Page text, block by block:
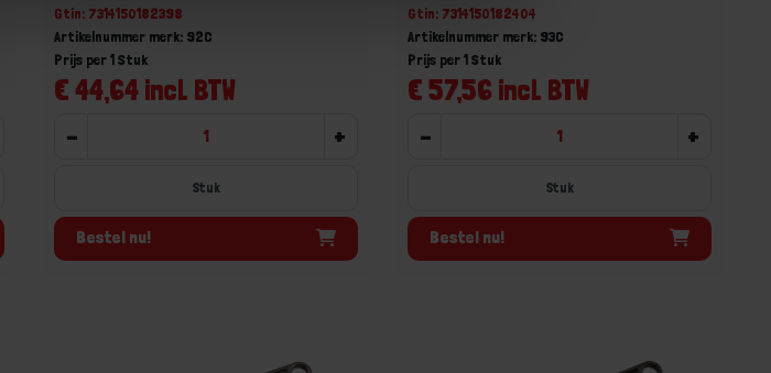
Gtin: 7314150182398
Artikelnummer merk: 92C
€ 44,64 incl. BTW
Prijs per 1 Stuk
- +
Stuk
Bestel nu!
Gtin: 7314150182404
Artikelnummer merk: 93C
€ 57,56 incl. BTW
Prijs per 1 Stuk
- +
Stuk
Bestel nu!